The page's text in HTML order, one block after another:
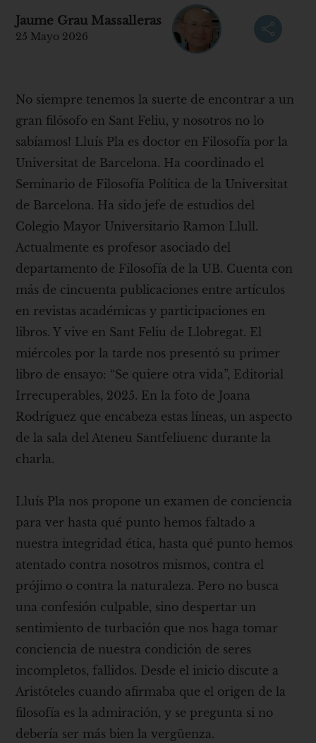
Jaume Grau Massalleras
25 Mayo 2026
No siempre tenemos la suerte de encontrar a un
gran filósofo en Sant Feliu, y nosotros no lo
sabíamos! Lluís Pla es doctor en Filosofía por la
Universitat de Barcelona. Ha coordinado el
Seminario de Filosofía Política de la Universitat
de Barcelona. Ha sido jefe de estudios del
Colegio Mayor Universitario Ramon Llull.
Actualmente es profesor asociado del
departamento de Filosofía de la UB. Cuenta con
más de cincuenta publicaciones entre artículos
en revistas académicas y participaciones en
libros. Y vive en Sant Feliu de Llobregat. El
miércoles por la tarde nos presentó su primer
libro de ensayo: “Se quiere otra vida”, Editorial
Irrecuperables, 2025. En la foto de Joana
Rodríguez que encabeza estas líneas, un aspecto
de la sala del Ateneu Santfeliuenc durante la
charla.
Lluís Pla nos propone un examen de conciencia
para ver hasta qué punto hemos faltado a
nuestra integridad ética, hasta qué punto hemos
atentado contra nosotros mismos, contra el
prójimo o contra la naturaleza. Pero no busca
una confesión culpable, sino despertar un
sentimiento de turbación que nos haga tomar
conciencia de nuestra condición de seres
incompletos, fallidos. Desde el inicio discute a
Aristóteles cuando afirmaba que el origen de la
filosofía es la admiración, y se pregunta si no
debería ser más bien la vergüenza.